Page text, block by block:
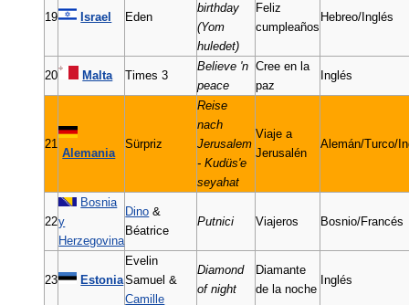
19 Israel Eden
birthday
(Yom
huledet)
Feliz
cumpleaños
Hebreo/Inglés
20 Malta Times 3
Believe 'n
peace
Cree en la
paz
Inglés
21
Alemania
Sürpriz
Reise
nach
Jerusalem
- Kudüs'e
seyahat
Viaje a
Jerusalén
Alemán/Turco/
22
Bosnia
y
Herzegovina
Dino &
Béatrice
Putnici Viajeros Bosnio/Francés
23 Estonia
Evelin
Samuel &
Camille
Diamond
of night
Diamante
de la noche
Inglés